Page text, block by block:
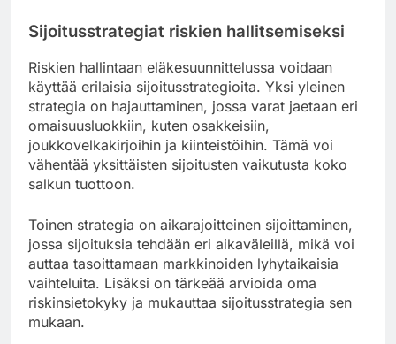
Sijoitusstrategiat riskien hallitsemiseksi
Riskien hallintaan eläkesuunnittelussa voidaan
käyttää erilaisia sijoitusstrategioita. Yksi yleinen
strategia on hajauttaminen, jossa varat jaetaan eri
omaisuusluokkiin, kuten osakkeisiin,
joukkovelkakirjoihin ja kiinteistöihin. Tämä voi
vähentää yksittäisten sijoitusten vaikutusta koko
salkun tuottoon.
Toinen strategia on aikarajoitteinen sijoittaminen,
jossa sijoituksia tehdään eri aikaväleillä, mikä voi
auttaa tasoittamaan markkinoiden lyhytaikaisia
vaihteluita. Lisäksi on tärkeää arvioida oma
riskinsietokyky ja mukauttaa sijoitusstrategia sen
mukaan.